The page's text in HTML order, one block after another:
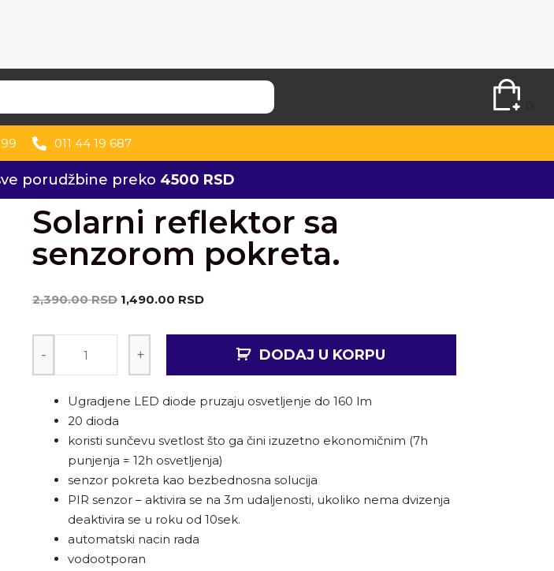
011 44 19 687
porudžbine preko 4500 RSD
Solarni reflektor sa
senzorom pokreta.
2,390.00RSD 1,490.00 RSD
- + DODAJ U KORPU
Ugradjene LED diode pruzaju osvetljenje do 160 lm
20 dioda
koristi sunčevu svetlost što ga čini izuzetno ekonomičnim (7h
punjenja = 12h osvetljenja)
senzor pokreta kao bezbednosna solucija
PIR senzor – aktivira se na 3m udaljenosti, ukoliko nema dvizenja
deaktivira se u roku od 10sek.
automatski nacin rada
vodootporan